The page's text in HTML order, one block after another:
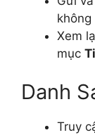
Xem
mục
Danh
Truy